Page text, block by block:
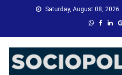
Saturday, August 08, 2026